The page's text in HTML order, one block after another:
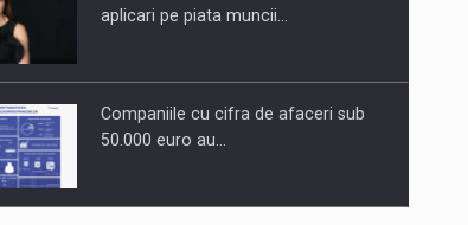
aplicari pe piata muncii…
Companiile cu cifra de afaceri sub
50.000 euro au…